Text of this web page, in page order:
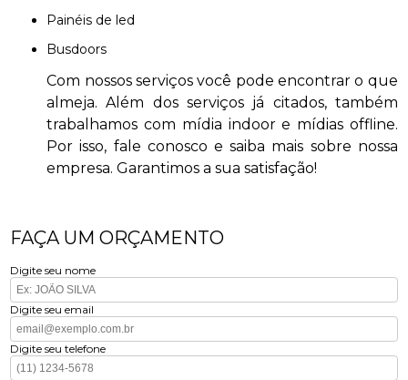
painéis de led
busdoors
Com nossos serviços você pode encontrar o que
almeja. Além dos serviços já citados, também
trabalhamos com mídia indoor e mídias offline.
Por isso, fale conosco e saiba mais sobre nossa
empresa. Garantimos a sua satisfação!
FAÇA UM ORÇAMENTO
Digite seu nome
Digite seu email
Digite seu telefone